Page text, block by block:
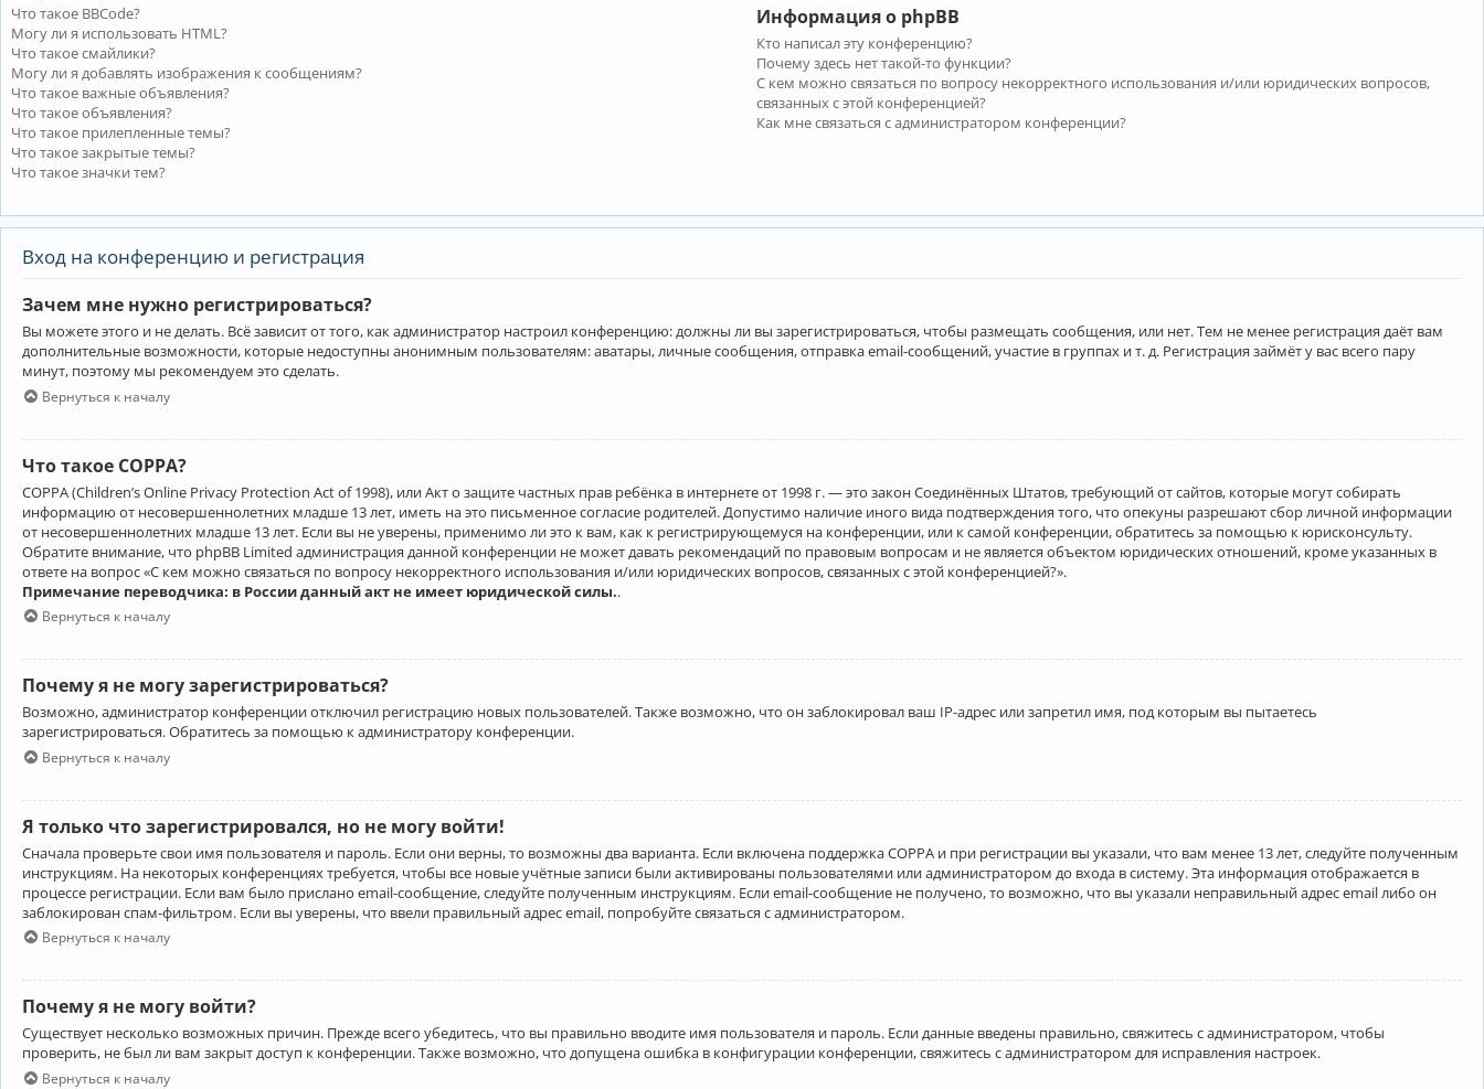
Что такое BBCode?
Могу ли я использовать HTML?
Что такое смайлики?
Могу ли я добавлять изображения к сообщениям?
Что такое важные объявления?
Что такое объявления?
Что такое прилепленные темы?
Что такое закрытые темы?
Что такое значки тем?
Информация о phpBB
Кто написал эту конференцию?
Почему здесь нет такой-то функции?
С кем можно связаться по вопросу некорректного использования и/или юридических вопросов,
связанных с этой конференцией?
Как мне связаться с администратором конференции?
Вход на конференцию и регистрация
Зачем мне нужно регистрироваться?
Вы можете этого и не делать. Всё зависит от того, как администратор настроил конференцию: должны ли вы зарегистрироваться, чтобы размещать сообщения, или нет. Тем не менее регистрация даёт вам
дополнительные возможности, которые недоступны анонимным пользователям: аватары, личные сообщения, отправка email-сообщений, участие в группах и т. д. Регистрация займёт у вас всего пару
минут, поэтому мы рекомендуем это сделать.
Вернуться к началу
Что такое COPPA?
COPPA (Children’s Online Privacy Protection Act of 1998), или Акт о защите частных прав ребёнка в интернете от 1998 г. — это закон Соединённых Штатов, требующий от сайтов, которые могут собирать
информацию от несовершеннолетних младше 13 лет, иметь на это письменное согласие родителей. Допустимо наличие иного вида подтверждения того, что опекуны разрешают сбор личной информации
от несовершеннолетних младше 13 лет. Если вы не уверены, применимо ли это к вам, как к регистрирующемуся на конференции, или к самой конференции, обратитесь за помощью к юрисконсульту.
Обратите внимание, что phpBB Limited администрация данной конференции не может давать рекомендаций по правовым вопросам и не является объектом юридических отношений, кроме указанных в
ответе на вопрос «С кем можно связаться по вопросу некорректного использования и/или юридических вопросов, связанных с этой конференцией?».
Примечание переводчика: в России данный акт не имеет юридической силы..
Вернуться к началу
Почему я не могу зарегистрироваться?
Возможно, администратор конференции отключил регистрацию новых пользователей. Также возможно, что он заблокировал ваш IP-адрес или запретил имя, под которым вы пытаетесь
зарегистрироваться. Обратитесь за помощью к администратору конференции.
Вернуться к началу
Я только что зарегистрировался, но не могу войти!
Сначала проверьте свои имя пользователя и пароль. Если они верны, то возможны два варианта. Если включена поддержка COPPA и при регистрации вы указали, что вам менее 13 лет, следуйте полученным
инструкциям. На некоторых конференциях требуется, чтобы все новые учётные записи были активированы пользователями или администратором до входа в систему. Эта информация отображается в
процессе регистрации. Если вам было прислано email-сообщение, следуйте полученным инструкциям. Если email-сообщение не получено, то возможно, что вы указали неправильный адрес email либо он
заблокирован спам-фильтром. Если вы уверены, что ввели правильный адрес email, попробуйте связаться с администратором.
Вернуться к началу
Почему я не могу войти?
Существует несколько возможных причин. Прежде всего убедитесь, что вы правильно вводите имя пользователя и пароль. Если данные введены правильно, свяжитесь с администратором, чтобы
проверить, не был ли вам закрыт доступ к конференции. Также возможно, что допущена ошибка в конфигурации конференции, свяжитесь с администратором для исправления настроек.
Вернуться к началу